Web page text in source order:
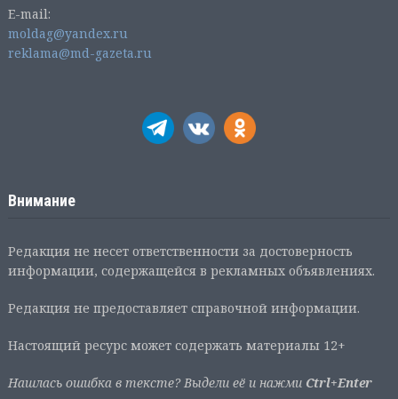
E-mail:
moldag@yandex.ru
reklama@md-gazeta.ru
Внимание
Редакция не несет ответственности за достоверность
информации, содержащейся в рекламных объявлениях.
Редакция не предоставляет справочной информации.
Настоящий ресурс может содержать материалы 12+
Нашлась ошибка в тексте? Выдели её и нажми Ctrl+Enter